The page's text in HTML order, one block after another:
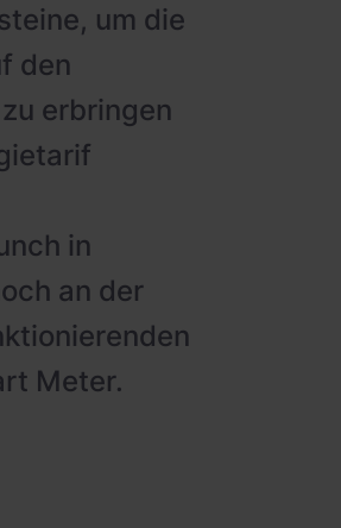
um die
den
erbringen
in
an der
Meter.